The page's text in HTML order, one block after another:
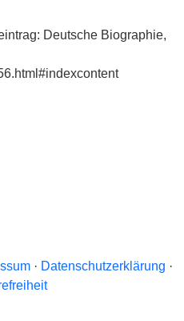
Deutsche Biographie,
· Datenschutzerklärung ·